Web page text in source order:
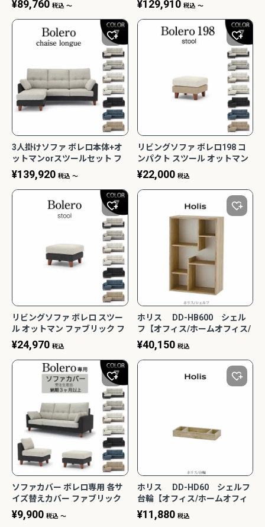
産業 NDStyle
¥89,760 税込 〜
70/LS60 野田産業 NDStyle
¥129,910 税込 〜
3人掛けソファ ボレロ本体+オ
ットマンorスツールセット フ
ァブリック フルカバーリング
BLR-SF3+ALS75/LS65 野田産
業 NDStyle
¥139,920 税込 〜
リビングソファ ボレロ198 コ
ンパクト スツール オットマン
ファブリック フルカバーリン
グ BLR-LS60 野田産業
NDStyle
¥22,000 税込
リビングソファ ボレロ スツー
ル オットマン ファブリック フ
ルカバーリング BLR-LS65 野
田産業 NDStyle
¥24,970 税込
ホリス DD-HB600 シェル
フ【オフィス/ホームオフィス/
組み合わせ/４色/サイズ
色々/F☆☆☆☆/日本製/Holis/
バルバーニ】
¥40,150 税込
ソファカバー ボレロ専用 各サ
イズ替えカバー ファブリック
ウォッシャブル 野田産業
NDStyle
¥9,900 税込 〜
ホリス DD-HD60 シェルフ
台輪【オフィス/ホームオフィ
ス/組み合わせ/４色/サイズ
色々/F☆☆☆☆/日本製/Holis/
¥11,880 税込